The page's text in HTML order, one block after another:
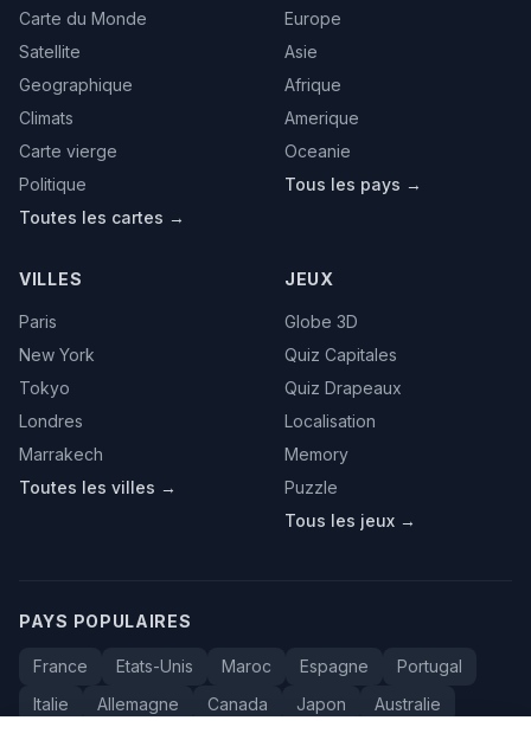
Carte du Monde
Satellite
Geographique
Climats
Carte vierge
Politique
Toutes les cartes →
Europe
Asie
Afrique
Amerique
Oceanie
Tous les pays →
VILLES
Paris
New York
Tokyo
Londres
Marrakech
Toutes les villes →
JEUX
Globe 3D
Quiz Capitales
Quiz Drapeaux
Localisation
Memory
Puzzle
Tous les jeux →
PAYS POPULAIRES
France Etats-Unis Maroc Espagne
Portugal
Italie
Allemagne Canada Japon
Australie